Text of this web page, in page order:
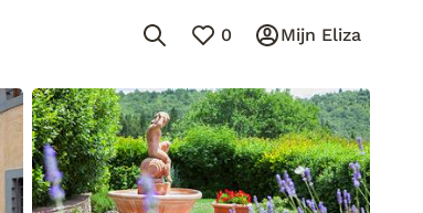
0 Mijn Eliza